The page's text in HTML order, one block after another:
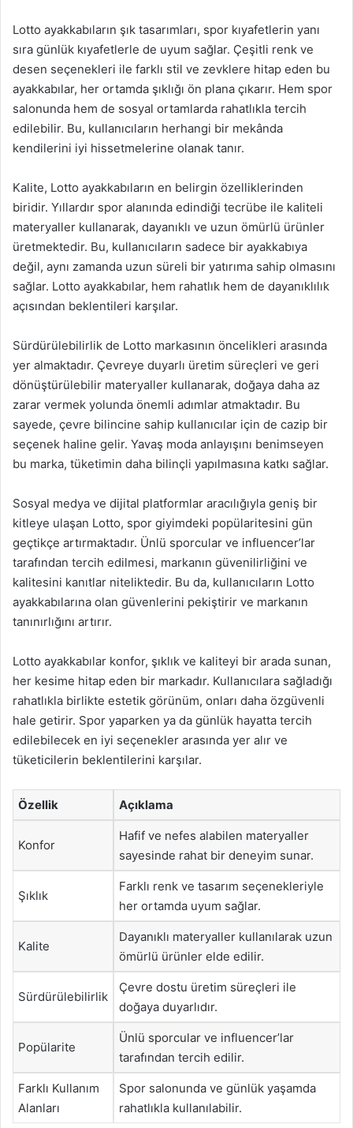
Lotto ayakkabıların şık tasarımları, spor kıyafetlerin yanı
sıra günlük kıyafetlerle de uyum sağlar. Çeşitli renk ve
desen seçenekleri ile farklı stil ve zevklere hitap eden bu
ayakkabılar, her ortamda şıklığı ön plana çıkarır. Hem spor
salonunda hem de sosyal ortamlarda rahatlıkla tercih
edilebilir. Bu, kullanıcıların herhangi bir mekânda
kendilerini iyi hissetmelerine olanak tanır.
Kalite, Lotto ayakkabıların en belirgin özelliklerinden
biridir. Yıllardır spor alanında edindiği tecrübe ile kaliteli
materyaller kullanarak, dayanıklı ve uzun ömürlü ürünler
üretmektedir. Bu, kullanıcıların sadece bir ayakkabıya
değil, aynı zamanda uzun süreli bir yatırıma sahip olmasını
sağlar. Lotto ayakkabılar, hem rahatlık hem de dayanıklılık
açısından beklentileri karşılar.
Sürdürülebilirlik de Lotto markasının öncelikleri arasında
yer almaktadır. Çevreye duyarlı üretim süreçleri ve geri
dönüştürülebilir materyaller kullanarak, doğaya daha az
zarar vermek yolunda önemli adımlar atmaktadır. Bu
sayede, çevre bilincine sahip kullanıcılar için de cazip bir
seçenek haline gelir. Yavaş moda anlayışını benimseyen
bu marka, tüketimin daha bilinçli yapılmasına katkı sağlar.
Sosyal medya ve dijital platformlar aracılığıyla geniş bir
kitleye ulaşan Lotto, spor giyimdeki popülaritesini gün
geçtikçe artırmaktadır. Ünlü sporcular ve influencer’lar
tarafından tercih edilmesi, markanın güvenilirliğini ve
kalitesini kanıtlar niteliktedir. Bu da, kullanıcıların Lotto
ayakkabılarına olan güvenlerini pekiştirir ve markanın
tanınırlığını artırır.
Lotto ayakkabılar konfor, şıklık ve kaliteyi bir arada sunan,
her kesime hitap eden bir markadır. Kullanıcılara sağladığı
rahatlıkla birlikte estetik görünüm, onları daha özgüvenli
hale getirir. Spor yaparken ya da günlük hayatta tercih
edilebilecek en iyi seçenekler arasında yer alır ve
tüketicilerin beklentilerini karşılar.
Özellik Açıklama
Konfor
Hafif ve nefes alabilen materyaller
sayesinde rahat bir deneyim sunar.
Şıklık
Farklı renk ve tasarım seçenekleriyle
her ortamda uyum sağlar.
Kalite
Dayanıklı materyaller kullanılarak uzun
ömürlü ürünler elde edilir.
Sürdürülebilirlik
Çevre dostu üretim süreçleri ile
doğaya duyarlıdır.
Popülarite
Ünlü sporcular ve influencer’lar
tarafından tercih edilir.
Farklı Kullanım
Alanları
Spor salonunda ve günlük yaşamda
rahatlıkla kullanılabilir.